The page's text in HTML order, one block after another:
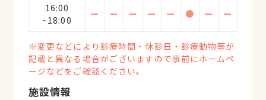
16:00
~18:00
ー ー ー ー ー ● ー ー
※変更などにより診療時間・休診日・診療動物等が
記載と異なる場合がございますので事前にホームペ
ージなどをご確認ください。
施設情報